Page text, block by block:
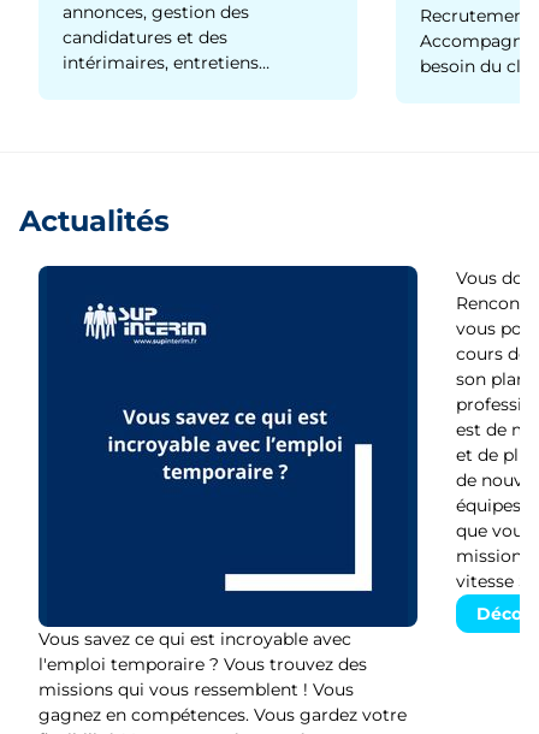
annonces, gestion des
candidatures et des
intérimaires, entretiens…
Recrutement
besoin du
Actualités
Vous savez ce qui est incroyable avec
l'emploi temporaire ? Vous trouvez des
missions qui vous ressemblent ! Vous
gagnez en compétences. Vous gardez votre
Vous
vous
cours de
son plan
est de
et de
de
équipes
que vous
missions.
vitesse